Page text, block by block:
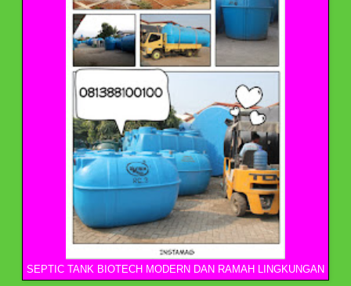
SEPTIC TANK BIOTECH MODERN DAN RAMAH LINGKUNGAN